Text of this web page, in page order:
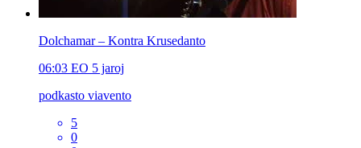
Dolchamar – Kontra Krusedanto
06:03 EO 5 jaroj
podkasto viavento
5
0